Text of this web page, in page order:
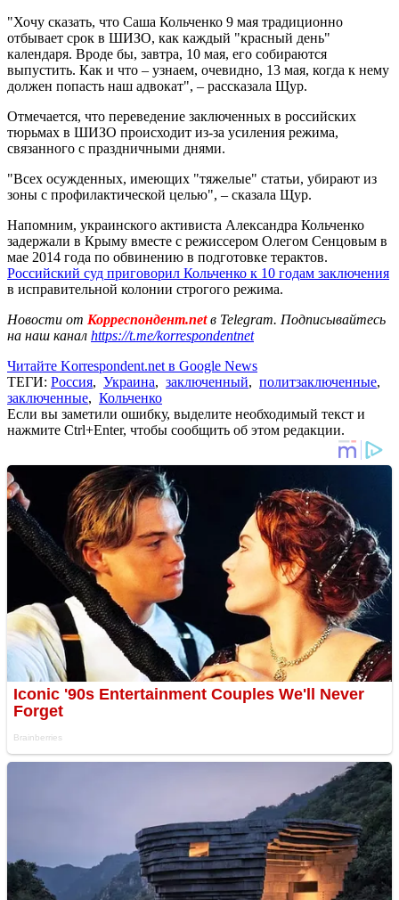
"Хочу сказать, что Саша Кольченко 9 мая традиционно
отбывает срок в ШИЗО, как каждый "красный день"
календаря. Вроде бы, завтра, 10 мая, его собираются
выпустить. Как и что – узнаем, очевидно, 13 мая, когда к нему
должен попасть наш адвокат", – рассказала Щур.
Отмечается, что переведение заключенных в российских
тюрьмах в ШИЗО происходит из-за усиления режима,
связанного с праздничными днями.
"Всех осужденных, имеющих "тяжелые" статьи, убирают из
зоны с профилактической целью", – сказала Щур.
Напомним, украинского активиста Александра Кольченко
задержали в Крыму вместе с режиссером Олегом Сенцовым в
мае 2014 года по обвинению в подготовке терактов.
Российский суд приговорил Кольченко к 10 годам заключения
в исправительной колонии строгого режима.
Новости от Корреспондент.netв Telegram. Подписывайтесь
на наш канал https://t.me/korrespondentnet
Читайте Korrespondent.net в Google News
ТЕГИ: Россия, Украина, заключенный, политзаключенные,
заключенные, Кольченко
Если вы заметили ошибку, выделите необходимый текст и
нажмите Ctrl+Enter, чтобы сообщить об этом редакции.